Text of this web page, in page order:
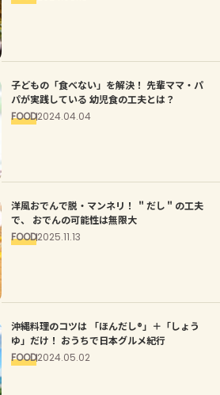
子どもの「食べない」を解決！ 先輩ママ・パ
パが実践している 幼児食の工夫とは？
FOOD2024.04.04
洋風おでんで脱・マンネリ！ ＂だし＂の工夫
で、 おでんの可能性は無限大
FOOD2025.11.13
沖縄料理のコツは 「ほんだし®︎」＋「しょう
ゆ」だけ！ おうちで日本グルメ紀行
FOOD2024.05.02